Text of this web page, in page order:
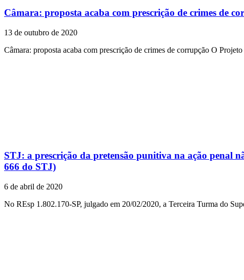
Câmara: proposta acaba com prescrição de crimes de
13 de outubro de 2020
Câmara: proposta acaba com prescrição de crimes de corrupção O
STJ: a prescrição da pretensão punitiva na ação penal
666 do STJ)
6 de abril de 2020
No REsp 1.802.170-SP, julgado em 20/02/2020, a Terceira Turma do